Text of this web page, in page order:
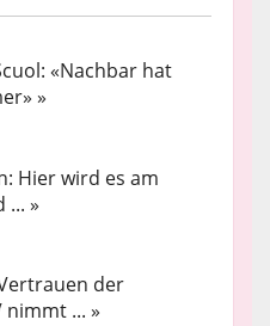
«Nachbar hat
»
Hier wird es am
... »
der
nimmt ... »